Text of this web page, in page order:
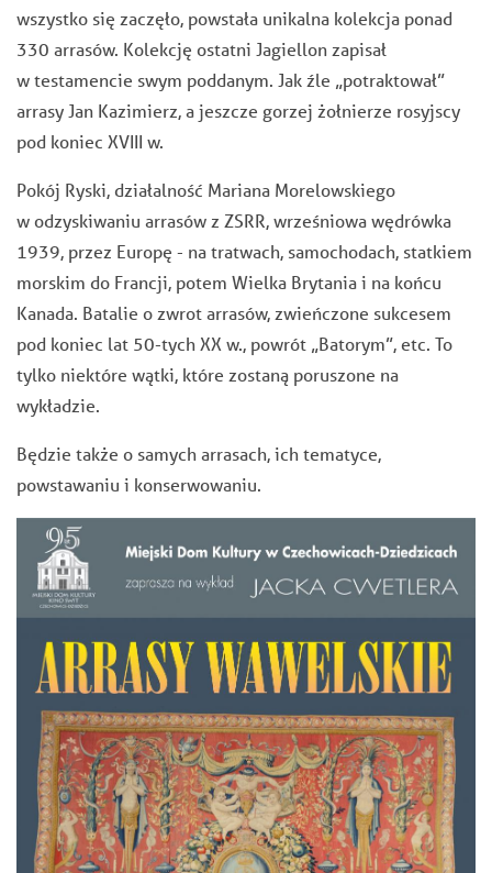
wszystko się zaczęło, powstała unikalna kolekcja ponad
330 arrasów. Kolekcję ostatni Jagiellon zapisał
w testamencie swym poddanym. Jak źle „potraktował”
arrasy Jan Kazimierz, a jeszcze gorzej żołnierze rosyjscy
pod koniec XVIII w.
Pokój Ryski, działalność Mariana Morelowskiego
w odzyskiwaniu arrasów z ZSRR, wrześniowa wędrówka
1939, przez Europę - na tratwach, samochodach, statkiem
morskim do Francji, potem Wielka Brytania i na końcu
Kanada. Batalie o zwrot arrasów, zwieńczone sukcesem
pod koniec lat 50-tych XX w., powrót „Batorym”, etc. To
tylko niektóre wątki, które zostaną poruszone na
wykładzie.
Będzie także o samych arrasach, ich tematyce,
powstawaniu i konserwowaniu.